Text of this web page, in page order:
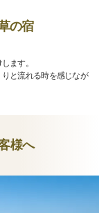
の宿
ます。
と流れる時を感じなが
様へ